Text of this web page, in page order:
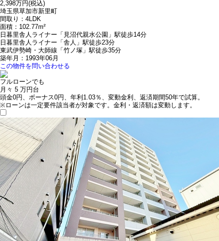
2,398万円(税込)
埼玉県草加市新里町
間取り：4LDK
面積：102.77m²
日暮里舎人ライナー「見沼代親水公園」駅徒歩14分
日暮里舎人ライナー「舎人」駅徒歩23分
東武伊勢崎・大師線「竹ノ塚」駅徒歩35分
築年月：1993年06月
この物件を問い合わせる
フルローンでも
月々 5 万円台
頭金0円、ボーナス0円、年利1.03％、変動金利、返済期間50年で試算。
※ローンは一定要件該当者が対象です。金利・返済額は変動します。